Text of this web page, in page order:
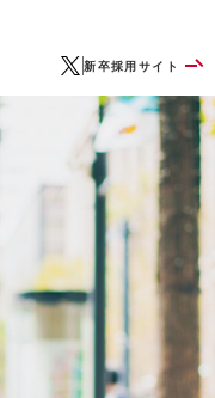
OFFICIAL X
新卒採用サイト